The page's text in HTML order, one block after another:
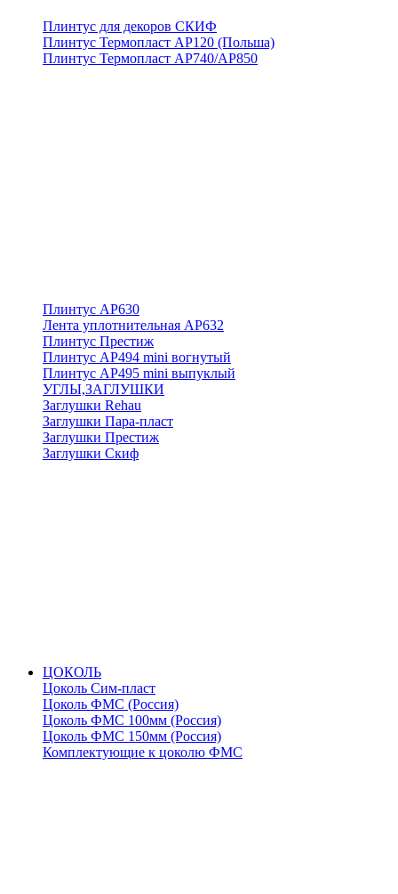
Плинтус для декоров СКИФ
Плинтус Термопласт АР120 (Польша)
Плинтус Термопласт АР740/АР850
Плинтус АР630
Лента уплотнительная АР632
Плинтус Престиж
Плинтус АР494 mini вогнутый
Плинтус АР495 mini выпуклый
УГЛЫ,ЗАГЛУШКИ
Заглушки Rehau
Заглушки Пара-пласт
Заглушки Престиж
Заглушки Скиф
ЦОКОЛЬ
Цоколь Сим-пласт
Цоколь ФМС (Россия)
Цоколь ФМС 100мм (Россия)
Цоколь ФМС 150мм (Россия)
Комплектующие к цоколю ФМС